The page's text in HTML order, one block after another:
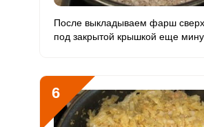
Молибден 106 мкг 70 мкг 7.9
После выкладываем фарш
под закрытой крышкой еще
6